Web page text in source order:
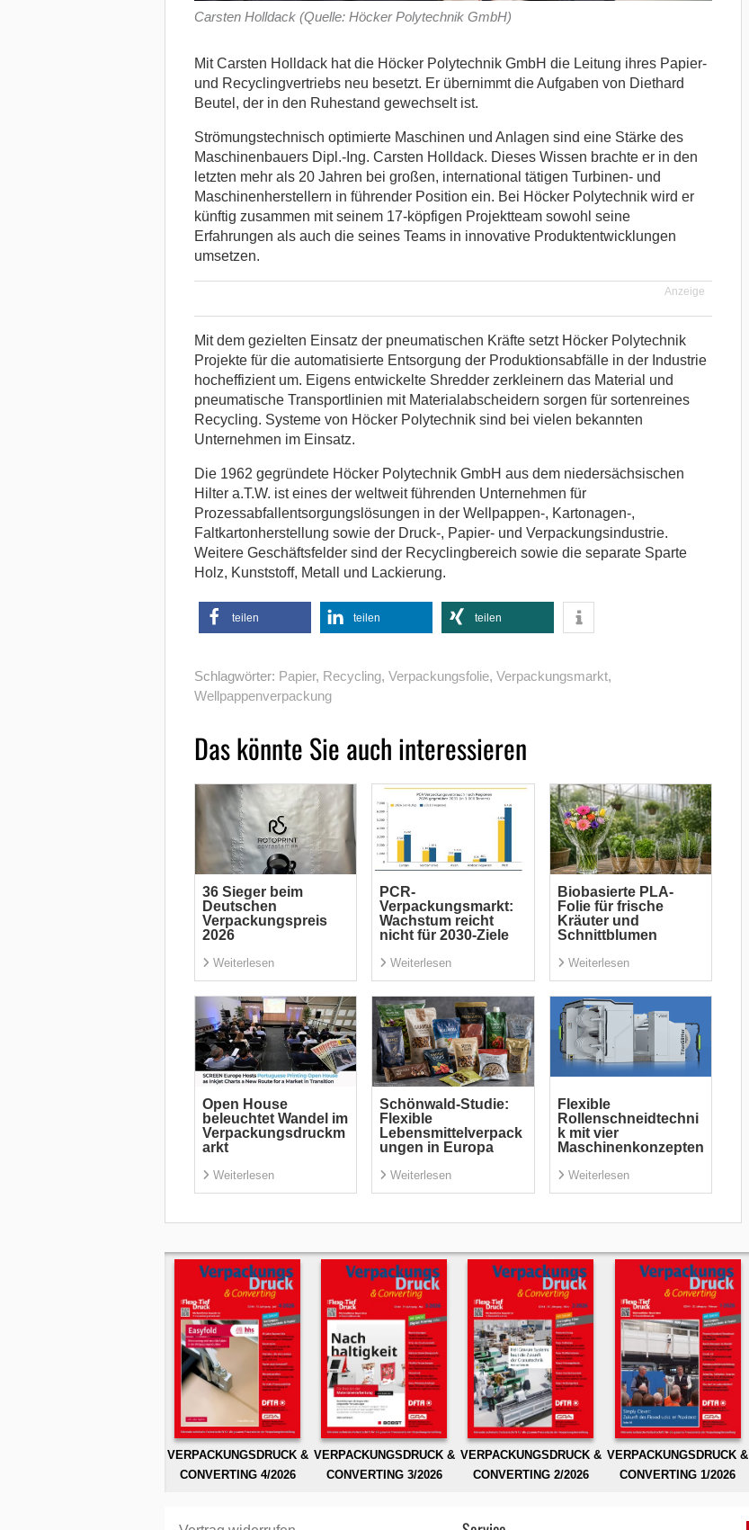
Carsten Holldack (Quelle: Höcker Polytechnik GmbH)
Mit Carsten Holldack hat die Höcker Polytechnik GmbH die Leitung ihres Papier-
und Recyclingvertriebs neu besetzt. Er übernimmt die Aufgaben von Diethard
Beutel, der in den Ruhestand gewechselt ist.
Strömungstechnisch optimierte Maschinen und Anlagen sind eine Stärke des
Maschinenbauers Dipl.-Ing. Carsten Holldack. Dieses Wissen brachte er in den
letzten mehr als 20 Jahren bei großen, international tätigen Turbinen- und
Maschinenherstellern in führender Position ein. Bei Höcker Polytechnik wird er
künftig zusammen mit seinem 17-köpfigen Projektteam sowohl seine
Erfahrungen als auch die seines Teams in innovative Produktentwicklungen
umsetzen.
Anzeige
Mit dem gezielten Einsatz der pneumatischen Kräfte setzt Höcker Polytechnik
Projekte für die automatisierte Entsorgung der Produktionsabfälle in der Industrie
hocheffizient um. Eigens entwickelte Shredder zerkleinern das Material und
pneumatische Transportlinien mit Materialabscheidern sorgen für sortenreines
Recycling. Systeme von Höcker Polytechnik sind bei vielen bekannten
Unternehmen im Einsatz.
Die 1962 gegründete Höcker Polytechnik GmbH aus dem niedersächsischen
Hilter a.T.W. ist eines der weltweit führenden Unternehmen für
Prozessabfallentsorgungslösungen in der Wellpappen-, Kartonagen-,
Faltkartonherstellung sowie der Druck-, Papier- und Verpackungsindustrie.
Weitere Geschäftsfelder sind der Recyclingbereich sowie die separate Sparte
Holz, Kunststoff, Metall und Lackierung.
teilen teilen teilen
Schlagwörter: Papier, Recycling, Verpackungsfolie, Verpackungsmarkt,
Wellpappenverpackung
Das könnte Sie auch interessieren
36 Sieger beim
Deutschen
Verpackungspreis
2026
Weiterlesen
PCR-
Verpackungsmarkt:
Wachstum reicht
nicht für 2030-Ziele
Weiterlesen
Biobasierte PLA-
Folie für frische
Kräuter und
Schnittblumen
Weiterlesen
Open House
beleuchtet Wandel im
Verpackungsdruckm
arkt
Weiterlesen
Schönwald-Studie:
Flexible
Lebensmittelverpack
ungen in Europa
Weiterlesen
Flexible
Rollenschneidtechni
k mit vier
Maschinenkonzepten
Weiterlesen
VERPACKUNGSDRUCK &
CONVERTING 4/2026
VERPACKUNGSDRUCK &
CONVERTING 3/2026
VERPACKUNGSDRUCK &
CONVERTING 2/2026
VERPACKUNGSDRUCK &
CONVERTING 1/2026